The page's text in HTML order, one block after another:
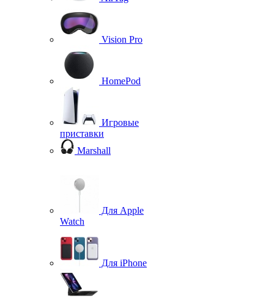
Vision Pro
HomePod
Игровые
приставки
Marshall
Для Apple
Watch
Для iPhone